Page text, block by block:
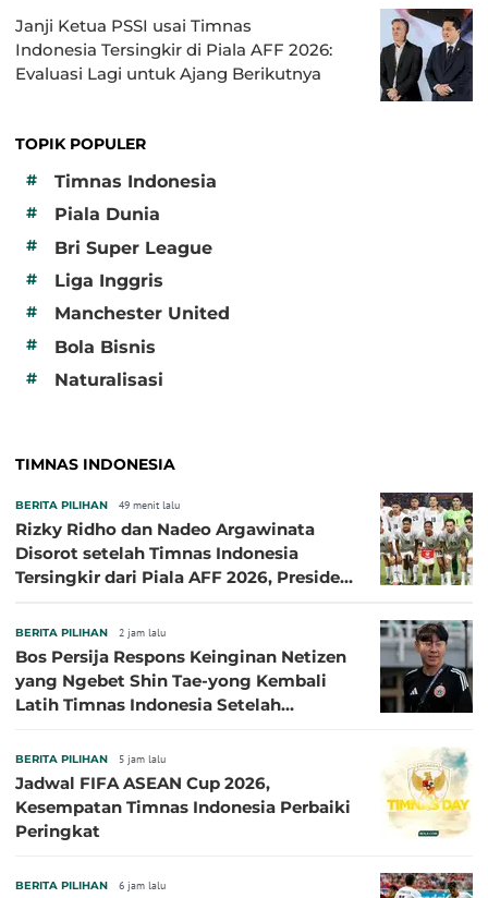
Janji Ketua PSSI usai Timnas
Indonesia Tersingkir di Piala AFF 2026:
Evaluasi Lagi untuk Ajang Berikutnya
TOPIK POPULER
#
Timnas Indonesia
# Piala Dunia
# Bri Super League
# Liga Inggris
# Manchester United
# Bola Bisnis
# Naturalisasi
TIMNAS INDONESIA
BERITA PILIHAN 49 menit lalu
Rizky Ridho dan Nadeo Argawinata
Disorot setelah Timnas Indonesia
Tersingkir dari Piala AFF 2026, Presiden
BERITA PILIHAN 2 jam lalu
Bos Persija Respons Keinginan Netizen
yang Ngebet Shin Tae-yong Kembali
Latih Timnas Indonesia Setelah
BERITA PILIHAN 5 jam lalu
Jadwal FIFA ASEAN Cup 2026,
Kesempatan Timnas Indonesia Perbaiki
Peringkat
BERITA PILIHAN 6 jam lalu